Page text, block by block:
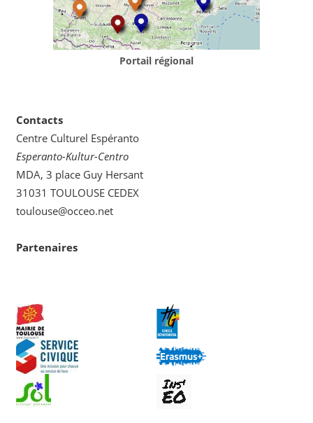
Portail régional
Contacts
Centre Culturel Espéranto
Esperanto-Kultur-Centro
MDA, 3 place Guy Hersant
31031 TOULOUSE CEDEX
toulouse@occeo.net
Partenaires